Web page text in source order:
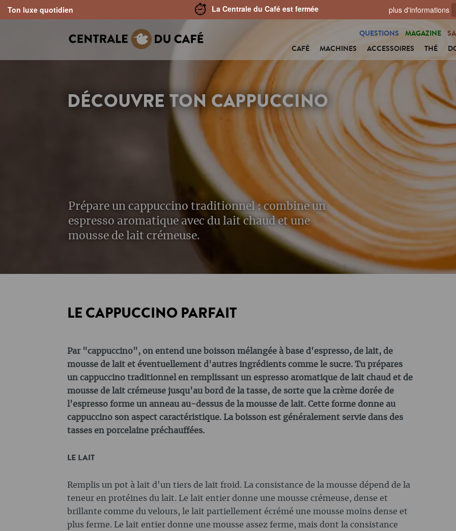
Skip to main navigation
Ton luxe quotidien La Centrale du Café est fermée plus d'informations
CAFÉ MACHINES ACCESSOIRES THÉ
QUESTIONS MAGAZINE
DÉCOUVRE TON CAPPUCCINO
Prépare un cappuccino traditionnel : combine un
espresso aromatique avec du lait chaud et une
mousse de lait crémeuse.
LE CAPPUCCINO PARFAIT
Par "cappuccino", on entend une boisson mélangée à base d'espresso, de lait, de
mousse de lait et éventuellement d'autres ingrédients comme le sucre. Tu prépares
un cappuccino traditionnel en remplissant un espresso aromatique de lait chaud et de
mousse de lait crémeuse jusqu'au bord de la tasse, de sorte que la crème dorée de
l'espresso forme un anneau au-dessus de la mousse de lait. Cette forme donne au
cappuccino son aspect caractéristique. La boisson est généralement servie dans des
tasses en porcelaine préchauffées.
LE LAIT
Remplis un pot à lait d'un tiers de lait froid. La consistance de la mousse dépend de la
teneur en protéines du lait. Le lait entier donne une mousse crémeuse, dense et
brillante comme du velours, le lait partiellement écrémé une mousse moins dense et
plus ferme. Le lait entier donne une mousse assez ferme, mais dont la consistance